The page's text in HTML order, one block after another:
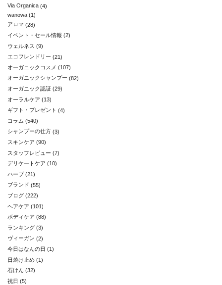
Via Organica (4)
wanowa (1)
アロマ (28)
イベント・セール情報 (2)
ウェルネス (9)
エコフレンドリー (21)
オーガニックコスメ (107)
オーガニックシャンプー (82)
オーガニック認証 (29)
オーラルケア (13)
ギフト・プレゼント (4)
コラム (540)
シャンプーの仕方 (3)
スキンケア (90)
スタッフレビュー (7)
デリケートケア (10)
ハーブ (21)
ブランド (55)
ブログ (222)
ヘアケア (101)
ボディケア (88)
ランキング (3)
ヴィーガン (2)
今日はなんの日 (1)
日焼け止め (1)
石けん (32)
祝日 (5)